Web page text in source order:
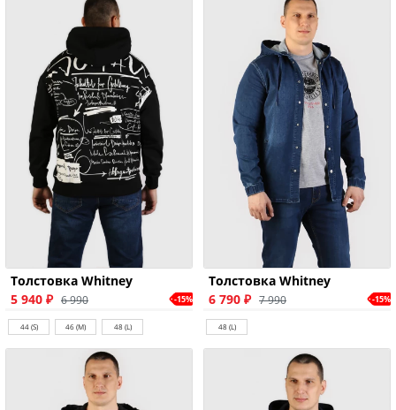
Толстовка Whitney
5 940 ₽ 6 990 -15%
44 (S) 46 (M) 48 (L)
Толстовка Whitney
6 790 ₽ 7 990 -15%
48 (L)